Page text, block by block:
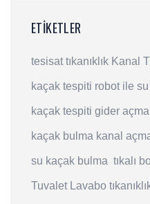
ETIKETLER
tesisat tıkanıklık Kanal
kaçak tespiti robot ile su
kaçak tespiti gider açma
kaçak bulma kanal
su kaçak bulma tıkalı
Tuvalet Lavabo